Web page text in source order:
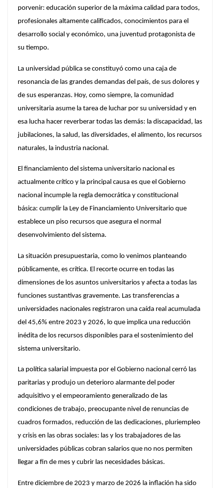
porvenir: educación superior de la máxima calidad para todos,
profesionales altamente calificados, conocimientos para el
desarrollo social y económico, una juventud protagonista de
su tiempo.
La universidad pública se constituyó como una caja de
resonancia de las grandes demandas del país, de sus dolores y
de sus esperanzas. Hoy, como siempre, la comunidad
universitaria asume la tarea de luchar por su universidad y en
esa lucha hacer reverberar todas las demás: la discapacidad, las
jubilaciones, la salud, las diversidades, el alimento, los recursos
naturales, la industria nacional.
El financiamiento del sistema universitario nacional es
actualmente crítico y la principal causa es que el Gobierno
nacional incumple la regla democrática y constitucional
básica: cumplir la Ley de Financiamiento Universitario que
establece un piso recursos que asegura el normal
desenvolvimiento del sistema.
La situación presupuestaria, como lo venimos planteando
públicamente, es crítica. El recorte ocurre en todas las
dimensiones de los asuntos universitarios y afecta a todas las
funciones sustantivas gravemente. Las transferencias a
universidades nacionales registraron una caída real acumulada
del 45,6% entre 2023 y 2026, lo que implica una reducción
inédita de los recursos disponibles para el sostenimiento del
sistema universitario.
La política salarial impuesta por el Gobierno nacional cerró las
paritarias y produjo un deterioro alarmante del poder
adquisitivo y el empeoramiento generalizado de las
condiciones de trabajo, preocupante nivel de renuncias de
cuadros formados, reducción de las dedicaciones, pluriempleo
y crisis en las obras sociales: las y los trabajadores de las
universidades públicas cobran salarios que no nos permiten
llegar a fin de mes y cubrir las necesidades básicas.
Entre diciembre de 2023 y marzo de 2026 la inflación ha sido